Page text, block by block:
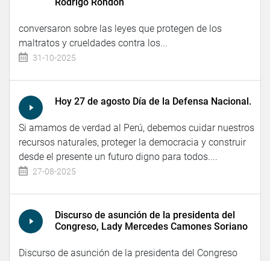
conversaron sobre las leyes que protegen de los
maltratos y crueldades contra los...
31-10-2025
Hoy 27 de agosto Día de la Defensa Nacional.
Si amamos de verdad al Perú, debemos cuidar nuestros
recursos naturales, proteger la democracia y construir
desde el presente un futuro digno para todos....
27-08-2025
Discurso de asunción de la presidenta del
Congreso, Lady Mercedes Camones Soriano
Discurso de asunción de la presidenta del Congreso